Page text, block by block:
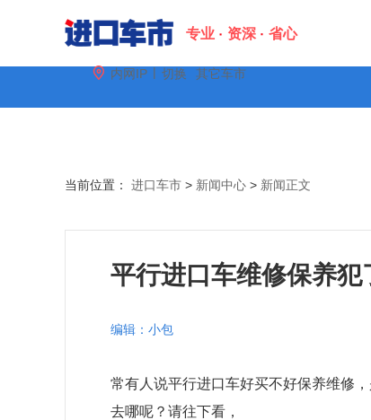
专业 资深 省心
 内网IP | 切换 其它车市
当前位置： 进口车市 > 新闻中心 > 新闻正文
平行进口车维修保养
编辑：小包
常有人说平行进口车好买不好保养维修
去哪呢？请往下看，